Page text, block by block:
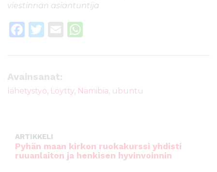
viestinnän asiantuntija
F
e
b
k
T
te
r
E
A
Avainsanat:
lähetystyö, Löytty, Namibia, ubuntu
ARTIKKELI
Pyhän maan kirkon ruokakurssi yhdisti
ruuanlaiton ja henkisen hyvinvoinnin